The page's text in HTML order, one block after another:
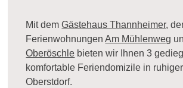
Mit demGästehaus Thannheimer,
FerienwohnungenAm Mühlenweg
Oberöschle bieten wir Ihnen 3
komfortable Feriendomizile in
Oberstdorf.